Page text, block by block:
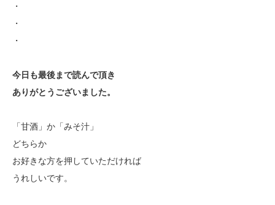
・
・
・
今日も最後まで読んで頂き
ありがとうございました。
「甘酒」か「みそ汁」
どちらか
お好きな方を押していただければ
うれしいです。